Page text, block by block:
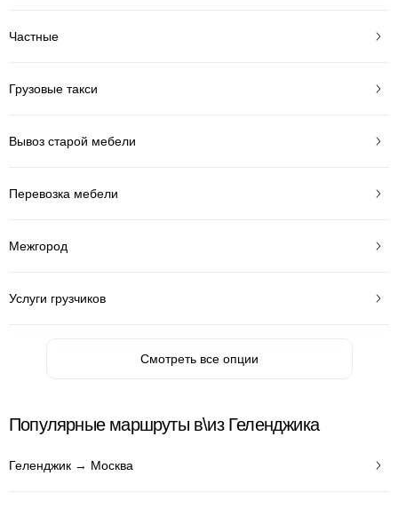
Частные
Грузовые такси
Вывоз старой мебели
Перевозка мебели
Межгород
Услуги грузчиков
Смотреть все опции
Популярные маршруты в\из Геленджика
Геленджик → Москва